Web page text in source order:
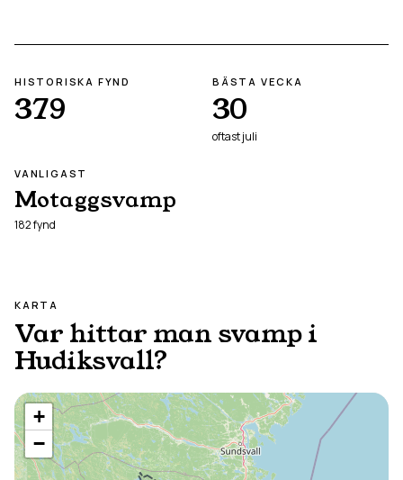
HISTORISKA FYND
379
BÄSTA VECKA
30
oftastjuli
VANLIGAST
Motaggsvamp
182fynd
KARTA
Var hittar man svamp i
Hudiksvall?
+
−